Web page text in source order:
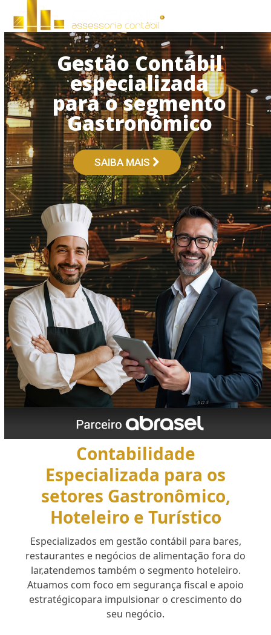
content
Open
mobile
menu
Close
mobile
menu
Gestão Contábil
especializada
para o segmento
Gastronômico
SAIBA MAIS
Contabilidade
Especializada para os
setores Gastronômico,
Hoteleiro e Turístico
Especializados em gestão contábil para bares,
restaurantes e negócios de alimentação fora do
lar,atendemos também o segmento hoteleiro.
Atuamos com foco em segurança fiscal e apoio
estratégicopara impulsionar o crescimento do
seu negócio.